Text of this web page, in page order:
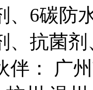
、6碳防
、抗菌
伴： 广